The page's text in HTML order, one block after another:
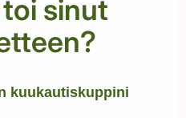
sinut
kuukautiskuppini